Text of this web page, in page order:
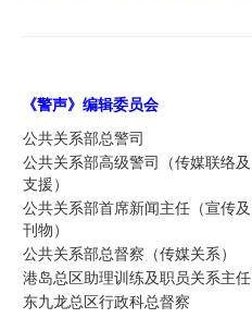
《警声》编辑委员会
公共关系部总警司
公共关系部高级警司（传媒联络及
支援）
公共关系部首席新闻主任（宣传及
刊物）
公共关系部总督察（传媒关系）
港岛总区助理训练及职员关系主任
东九龙总区行政科总督察